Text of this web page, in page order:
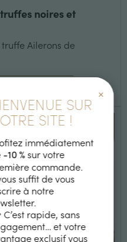
noires et
Ailerons de
×
SUR
SITE !
immédiatement
-10 %sur votre
commande.
suffit de vous
à notre
rapide, sans
et votre
exclusif vous